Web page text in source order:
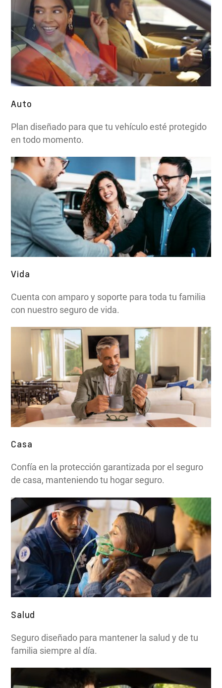
Auto
Plan diseñado para que tu vehículo esté protegido
en todo momento.
Vida
Cuenta con amparo y soporte para toda tu familia
con nuestro seguro de vida.
Casa
Confía en la protección garantizada por el seguro
de casa, manteniendo tu hogar seguro.
Salud
Seguro diseñado para mantener la salud y de tu
familia siempre al día.